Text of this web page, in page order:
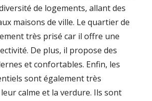
de logements, allant des
maisons de ville. Le quartier de
très prisé car il offre une
De plus, il propose des
et confortables. Enfin, les
sont également très
calme et la verdure. Ils sont